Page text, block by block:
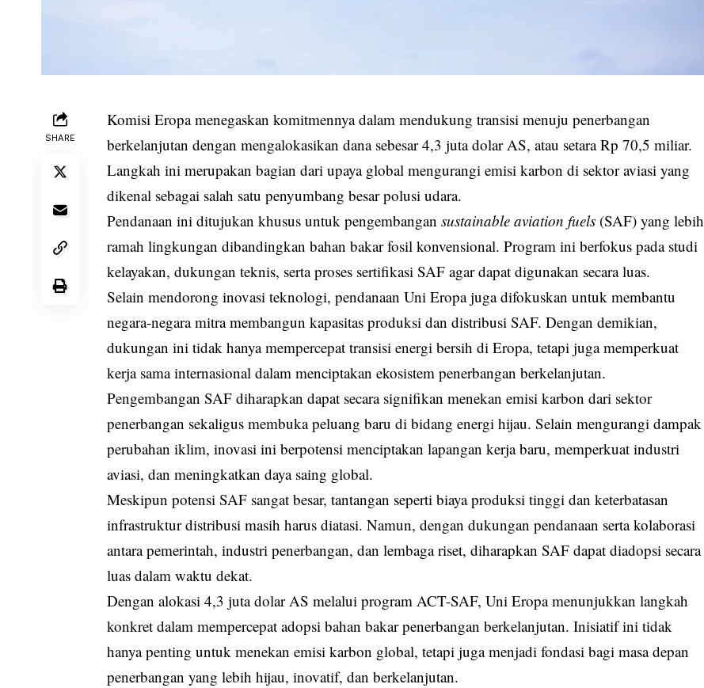
SHARE
Komisi Eropa menegaskan komitmennya dalam mendukung transisi menuju penerbangan
berkelanjutan dengan mengalokasikan dana sebesar 4,3 juta dolar AS, atau setara Rp 70,5 miliar.
Langkah ini merupakan bagian dari upaya global mengurangi emisi karbon di sektor aviasi yang
dikenal sebagai salah satu penyumbang besar polusi udara.
Pendanaan ini ditujukan khusus untuk pengembangansustainable aviation fuels (SAF) yang lebih
ramah lingkungan dibandingkan bahan bakar fosil konvensional. Program ini berfokus pada studi
kelayakan, dukungan teknis, serta proses sertifikasi SAF agar dapat digunakan secara luas.
Selain mendorong inovasi teknologi, pendanaan Uni Eropa juga difokuskan untuk membantu
negara-negara mitra membangun kapasitas produksi dan distribusi SAF. Dengan demikian,
dukungan ini tidak hanya mempercepat transisi energi bersih di Eropa, tetapi juga memperkuat
kerja sama internasional dalam menciptakan ekosistem penerbangan berkelanjutan.
Pengembangan SAF diharapkan dapat secara signifikan menekan emisi karbon dari sektor
penerbangan sekaligus membuka peluang baru di bidang energi hijau. Selain mengurangi dampak
perubahan iklim, inovasi ini berpotensi menciptakan lapangan kerja baru, memperkuat industri
aviasi, dan meningkatkan daya saing global.
Meskipun potensi SAF sangat besar, tantangan seperti biaya produksi tinggi dan keterbatasan
infrastruktur distribusi masih harus diatasi. Namun, dengan dukungan pendanaan serta kolaborasi
antara pemerintah, industri penerbangan, dan lembaga riset, diharapkan SAF dapat diadopsi secara
luas dalam waktu dekat.
Dengan alokasi 4,3 juta dolar AS melalui program ACT-SAF, Uni Eropa menunjukkan langkah
konkret dalam mempercepat adopsi bahan bakar penerbangan berkelanjutan. Inisiatif ini tidak
hanya penting untuk menekan emisi karbon global, tetapi juga menjadi fondasi bagi masa depan
penerbangan yang lebih hijau, inovatif, dan berkelanjutan.